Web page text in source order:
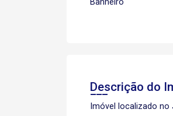
Banheiro
Descrição do
Imóvel localizado